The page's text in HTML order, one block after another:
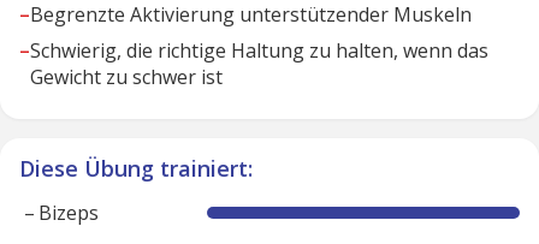
–Begrenzte Aktivierung unterstützender Muskeln
–Schwierig, die richtige Haltung zu halten, wenn das
Gewicht zu schwer ist
Diese Übung trainiert:
– Bizeps